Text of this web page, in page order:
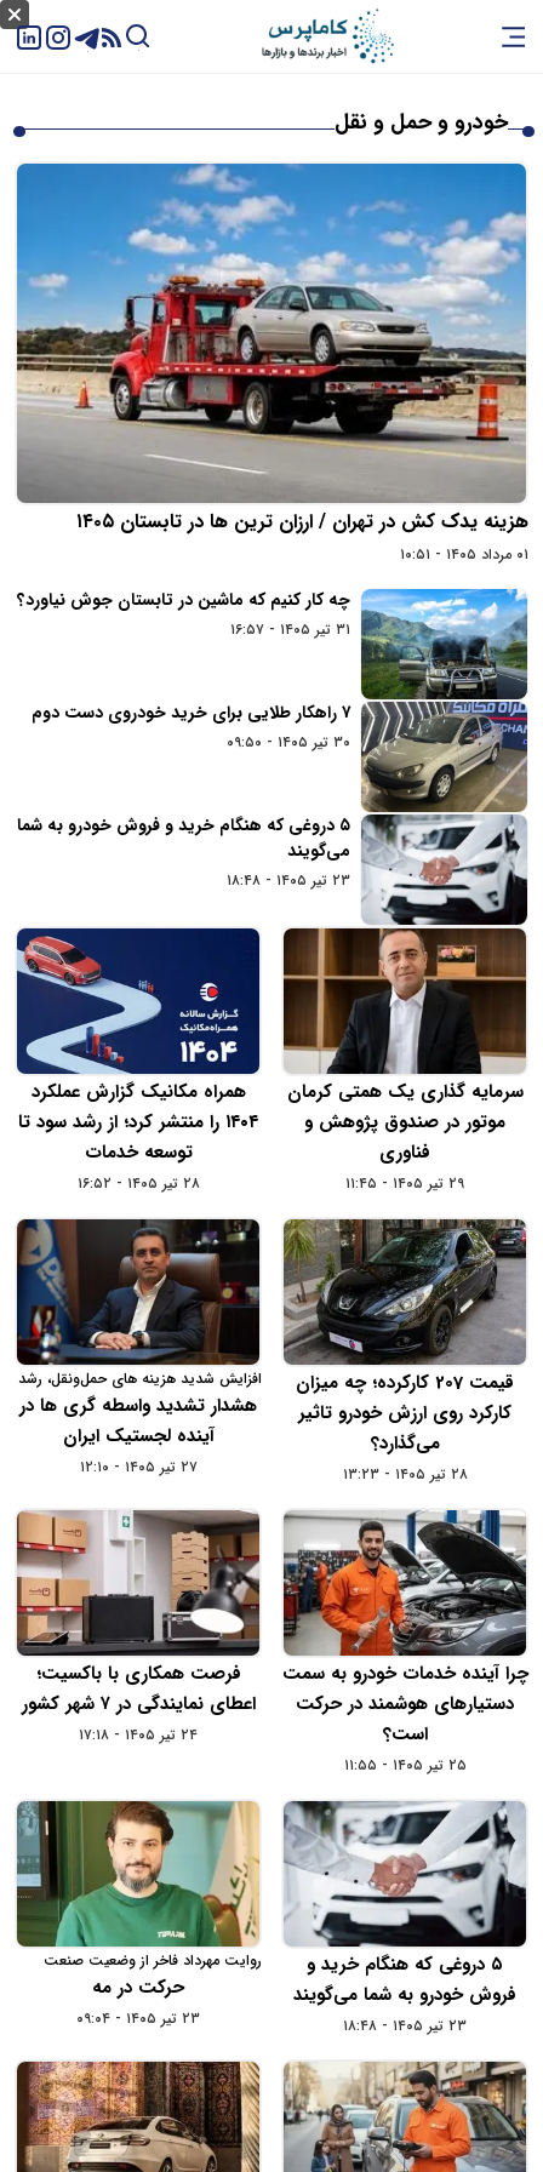
خودرو و حمل و نقل
هزینه یدک کش در تهران / ارزان ترین ها در تابستان ۱۴۰۵
۰۱ مرداد ۱۴۰۵ - ۱۰:۵۱
چه کار کنیم که ماشین در تابستان جوش نیاورد؟
۳۱ تیر ۱۴۰۵ - ۱۶:۵۷
۷ راهکار طلایی برای خرید خودروی دست دوم
۳۰ تیر ۱۴۰۵ - ۰۹:۵۰
۵ دروغی که هنگام خرید و فروش خودرو به شما
می‌گویند
۲۳ تیر ۱۴۰۵ - ۱۸:۴۸
سرمایه گذاری یک همتی کرمان
موتور در صندوق پژوهش و
فناوری
۲۹ تیر ۱۴۰۵ - ۱۱:۴۵
همراه‌ مکانیک گزارش عملکرد
۱۴۰۴ را منتشر کرد؛ از رشد سود تا
توسعه خدمات
۲۸ تیر ۱۴۰۵ - ۱۶:۵۲
قیمت 207 کارکرده؛ چه میزان
کارکرد روی ارزش خودرو تاثیر
می‌گذارد؟
۲۸ تیر ۱۴۰۵ - ۱۳:۲۳
افزایش شدید هزینه‌ های حمل‌ونقل، رشد
فعالیت دلالان و ضرورت بررسی سابقه
شرکت‌ های حمل‌ ونقل
هشدار تشدید واسطه‌ گری‌ ها در
آینده لجستیک ایران
۲۷ تیر ۱۴۰۵ - ۱۲:۱۰
چرا آینده خدمات خودرو به سمت
دستیارهای هوشمند در حرکت
است؟
۲۵ تیر ۱۴۰۵ - ۱۱:۵۵
فرصت همکاری با باکسیت؛
اعطای نمایندگی در ۷ شهر کشور
۲۴ تیر ۱۴۰۵ - ۱۷:۱۸
۵ دروغی که هنگام خرید و
فروش خودرو به شما می‌گویند
۲۳ تیر ۱۴۰۵ - ۱۸:۴۸
روایت مهرداد فاخر از وضعیت صنعت
لجستیک در سال 1404حرکت در مه
۲۳ تیر ۱۴۰۵ - ۰۹:۰۴